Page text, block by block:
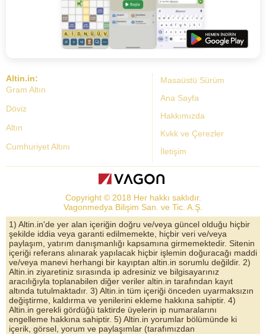
Masaüstü Sürüm
Ana Sayfa
Hakkımızda
Kvkk ve Çerezler
İletişim
Altin.in:
Gram Altın
Döviz
Altın
Cumhuriyet Altını
Dolar Kuru
Altın Yorumları
Döviz Kurları
Çeyrek Altın
Bitcoin
Euro/Dolar Parite
Sterlin
Copyright © 2018 Her hakkı saklıdır.
Vagonmedya Bilişim San. ve Tic. A.Ş.
1) Altin.in'de yer alan içeriğin doğru ve/veya güncel olduğu hiçbir
şekilde iddia veya garanti edilmemekte, hiçbir veri ve/veya
paylaşım, yatırım danışmanlığı kapsamına girmemektedir. Sitenin
içeriği referans alınarak yapılacak hiçbir işlemin doğuracağı maddi
ve/veya manevi herhangi bir kayıptan altin.in sorumlu değildir. 2)
Altin.in ziyaretiniz sırasında ip adresiniz ve bilgisayarınız
aracılığıyla toplanabilen diğer veriler altin.in tarafından kayıt
altında tutulmaktadır. 3) Altin.in tüm içeriği önceden uyarmaksızın
değiştirme, kaldırma ve yenilerini ekleme hakkına sahiptir. 4)
Altin.in gerekli gördüğü taktirde üyelerin ip numaralarını
engelleme hakkına sahiptir. 5) Altin.in yorumlar bölümünde ki
içerik, görsel, yorum ve paylaşımlar (tarafımızdan